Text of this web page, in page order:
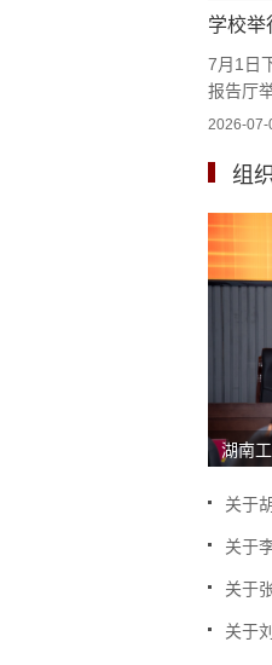
学校
7月1日
报告厅
2026-07-
组
湖南
关于
关于
关于
关于